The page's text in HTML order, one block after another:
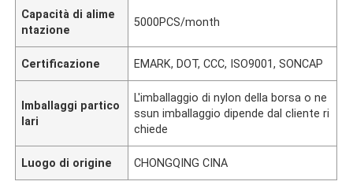
Capacità di alime
ntazione
5000PCS/month
Certificazione EMARK, DOT, CCC, ISO9001, SONCAP
Imballaggi partico
lari
L'imballaggio di nylon della borsa o ne
ssun imballaggio dipende dal cliente ri
chiede
Luogo di origine CHONGQING CINA